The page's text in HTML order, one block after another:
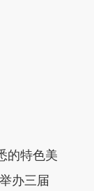
的特色美
办三届